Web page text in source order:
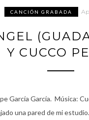
CANCIÓN GRABADA
Y CUCCO
García García. Música:
una pared de mi